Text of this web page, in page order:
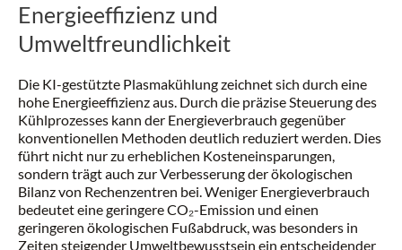
Energieeffizienz und
Umweltfreundlichkeit
Die KI-gestützte Plasmakühlung zeichnet sich durch eine
hohe Energieeffizienz aus. Durch die präzise Steuerung des
Kühlprozesses kann der Energieverbrauch gegenüber
konventionellen Methoden deutlich reduziert werden. Dies
führt nicht nur zu erheblichen Kosteneinsparungen,
sondern trägt auch zur Verbesserung der ökologischen
Bilanz von Rechenzentren bei. Weniger Energieverbrauch
bedeutet eine geringere CO₂-Emission und einen
geringeren ökologischen Fußabdruck, was besonders in
Zeiten steigender Umweltbewusstsein ein entscheidender